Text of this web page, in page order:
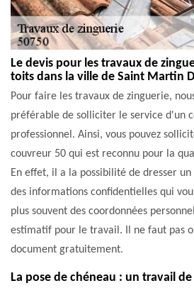
Le devis pour les travaux de
toits dans la ville de Saint Martin
Pour faire les travaux de zinguerie,
préférable de solliciter le service d'un
professionnel. Ainsi, vous pouvez
couvreur 50 qui est reconnu pour la
En effet, il a la possibilité de dresser
des informations confidentielles qui
plus souvent des coordonnées
estimatif pour le travail. Il ne faut pas
document gratuitement.
La pose de chéneau : un travail